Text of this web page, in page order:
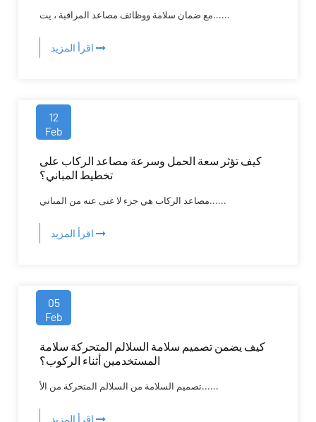
مع ضمان سلامة ووظائف مصاعد المراقبة ، يت......
اقرأ المزيد
12
Feb
كيف تؤثر سعة الحمل وسرعة مصاعد الركاب على
تخطيط المباني؟
مصاعد الركاب هي جزء لا غنى عنه من المباني......
اقرأ المزيد
05
Feb
كيف يضمن تصميم سلامة السلالم المتحركة سلامة
المستخدمين أثناء الركوب؟
تصميم السلامة من السلالم المتحركة من الأ......
اقرأ المزيد